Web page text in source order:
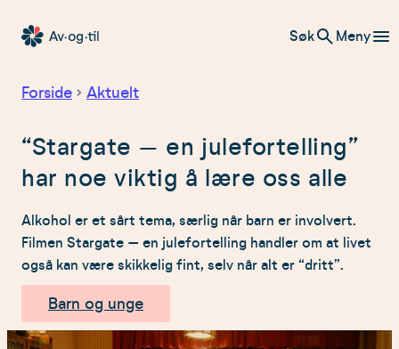
Av-
til
Søk Meny
Forside Aktuelt
“Stargate – en julefortelling”
har noe viktig å lære oss alle
Alkohol er et sårt tema, særlig når barn er involvert.
Filmen Stargate – en julefortelling handler om at livet
også kan være skikkelig fint, selv når alt er “dritt”.
Barn og unge